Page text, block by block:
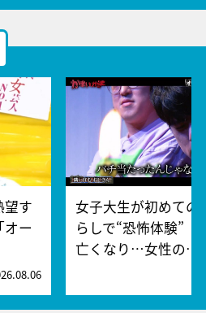
望す
オー
女子大生が初めての
らしで“恐怖体験”
亡くなり…女性の…